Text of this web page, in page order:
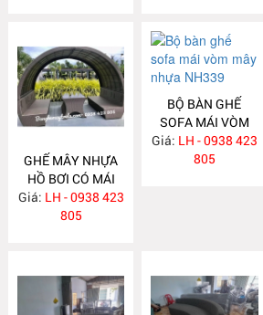
GHẾ MÂY NHỰA
HỒ BƠI CÓ MÁI
NH340
Giá: LH - 0938 423
805
BỘ BÀN GHẾ
SOFA MÁI VÒM
MÂY NHỰA
NH339
Giá: LH - 0938 423
805